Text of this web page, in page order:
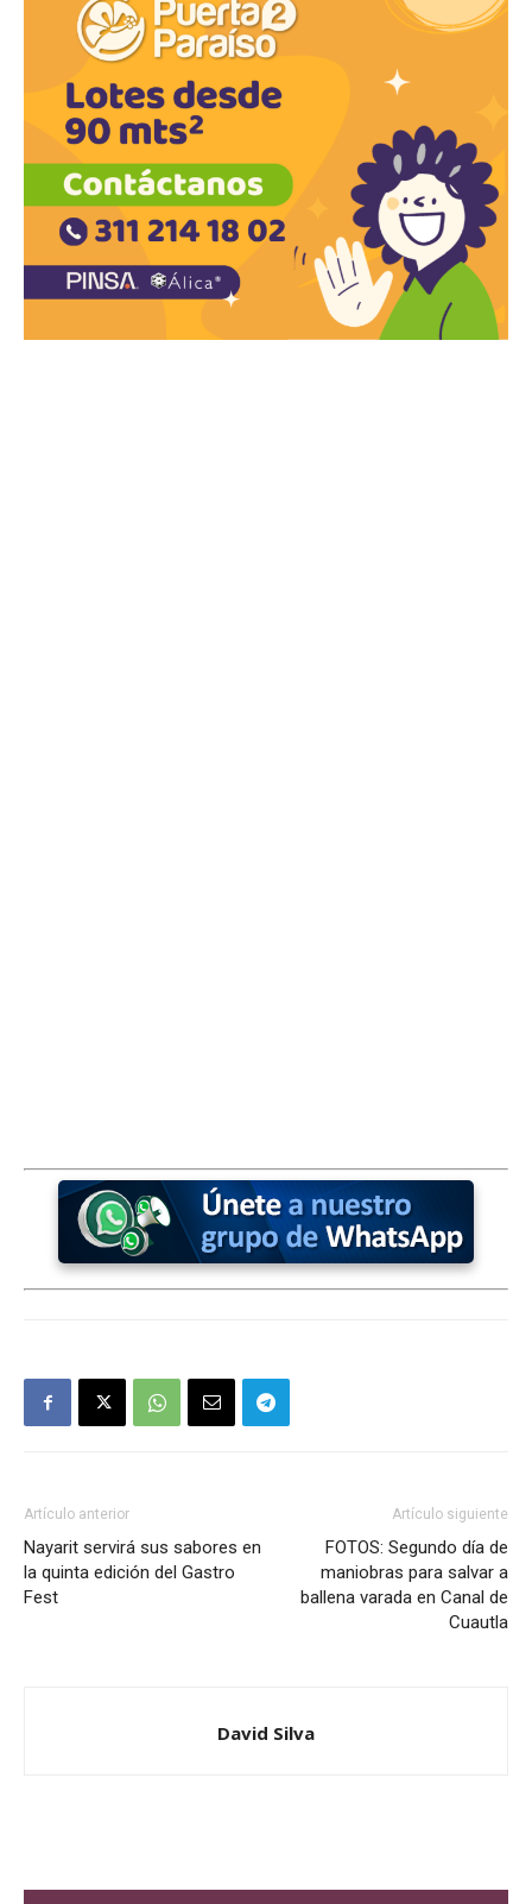
Artículo anterior
Nayarit servirá sus sabores en
la quinta edición del Gastro
Fest
Artículo siguiente
FOTOS: Segundo día de
maniobras para salvar a
ballena varada en Canal de
Cuautla
David Silva